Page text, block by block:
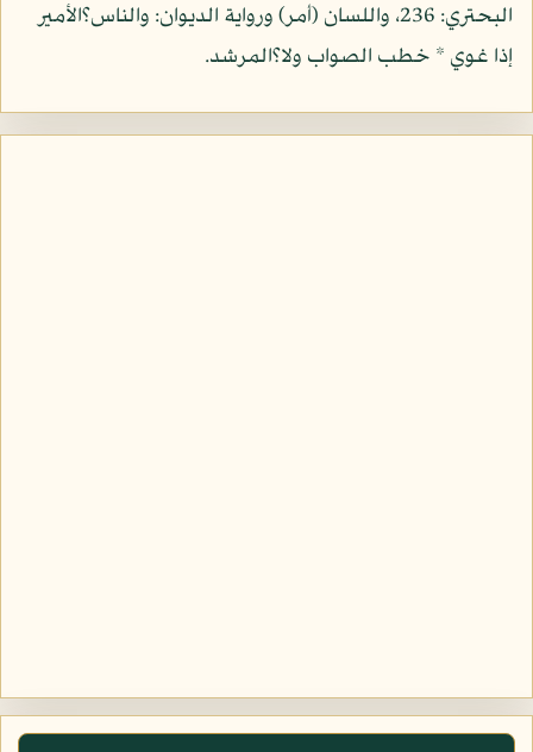
البحتري: 236، واللسان (أمر) ورواية الديوان: والناس؟الأمير
إذا غوي * خطب الصواب ولا؟المرشد.